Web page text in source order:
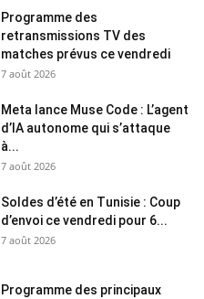
Programme des
retransmissions TV des
matches prévus ce vendredi
7 août 2026
Meta lance Muse Code : L’agent
d’IA autonome qui s’attaque
à...
7 août 2026
Soldes d’été en Tunisie : Coup
d’envoi ce vendredi pour 6...
7 août 2026
Programme des principaux